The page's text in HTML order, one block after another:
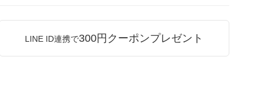
LINE ID連携で300円クーポンプレゼント